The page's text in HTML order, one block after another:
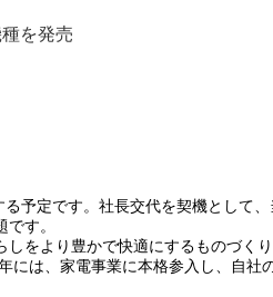
を発売
予定です。社長交代を契機として
す。
をより豊かで快適にするものづく
は、家電事業に本格参入し、自社